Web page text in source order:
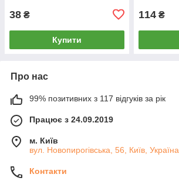
38 ₴
Купити
114 ₴
Про нас
99% позитивних з 117 відгуків за рік
Працює з 24.09.2019
м. Київ
вул. Новопирогівська, 56, Київ, Україна
Контакти